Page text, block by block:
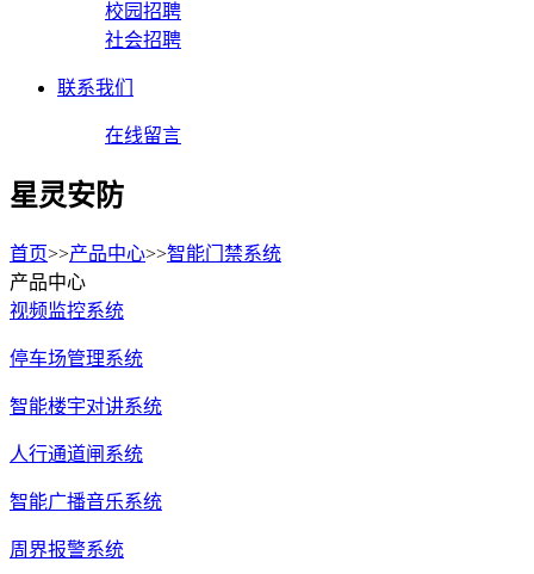
校园招聘
社会招聘
联系我们
在线留言
星灵安防
首页>>产品中心>>智能门禁系统
产品中心
视频监控系统
停车场管理系统
智能楼宇对讲系统
人行通道闸系统
智能广播音乐系统
周界报警系统